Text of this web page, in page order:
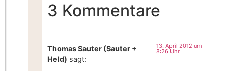
3 Kommentare
Thomas Sauter (Sauter +
Held) sagt:
13. April 2012 um
8:26 Uhr